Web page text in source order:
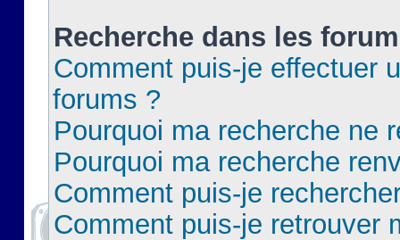
Recherche dans les
Comment puis-je effectuer
forums ?
Pourquoi ma recherche ne
Pourquoi ma recherche
Comment puis-je
Comment puis-je retrouver